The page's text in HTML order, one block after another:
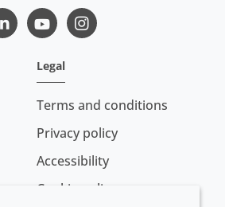
LinkedInYoutubeInstagram
Legal
Terms and conditions
Privacy policy
Accessibility
Cookie policy